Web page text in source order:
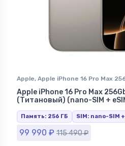
Apple, Apple iPhone 16 Pro Max
Max Natural Titanium
Max, iPhone в Ставрополе
Apple iPhone 16 Pro Max
(Титановый) (nano-SIM +
Память: 256 ГБ SIM: nano-SIM
99 990 ₽ 115 490₽